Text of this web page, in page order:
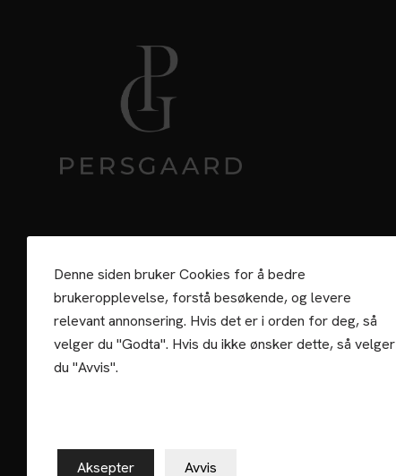
Denne siden bruker Cookies for å bedre
brukeropplevelse, forstå besøkende, og levere
relevant annonsering. Hvis det er i orden for deg, så
velger du "Godta". Hvis du ikke ønsker dette, så velger
du "Avvis".
Aksepter Avvis